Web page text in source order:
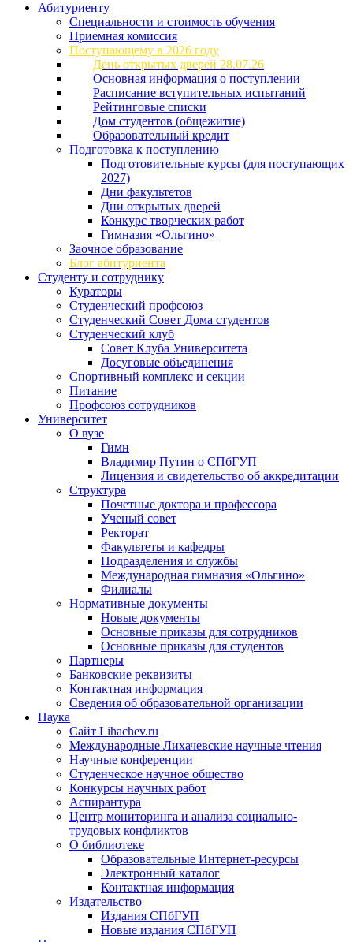
Абитуриенту
Специальности и стоимость обучения
Приемная комиссия
Поступающему в 2026 году
День открытых дверей 28.07.26
Основная информация о поступлении
Расписание вступительных испытаний
Рейтинговые списки
Дом студентов (общежитие)
Образовательный кредит
Подготовка к поступлению
Подготовительные курсы (для поступающих
2027)
Дни факультетов
Дни открытых дверей
Конкурс творческих работ
Гимназия «Ольгино»
Заочное образование
Блог абитуриента
Студенту и сотруднику
Кураторы
Студенческий профсоюз
Студенческий Совет Дома студентов
Студенческий клуб
Совет Клуба Университета
Досуговые объединения
Спортивный комплекс и секции
Питание
Профсоюз сотрудников
Университет
О вузе
Гимн
Владимир Путин о СПбГУП
Лицензия и свидетельство об аккредитации
Структура
Почетные доктора и профессора
Ученый совет
Ректорат
Факультеты и кафедры
Подразделения и службы
Международная гимназия «Ольгино»
Филиалы
Нормативные документы
Новые документы
Основные приказы для сотрудников
Основные приказы для студентов
Партнеры
Банковские реквизиты
Контактная информация
Сведения об образовательной организации
Наука
Сайт Lihachev.ru
Международные Лихачевские научные чтения
Научные конференции
Студенческое научное общество
Конкурсы научных работ
Аспирантура
Центр мониторинга и анализа социально-
трудовых конфликтов
О библиотеке
Образовательные Интернет-ресурсы
Электронный каталог
Контактная информация
Издательство
Издания СПбГУП
Новые издания СПбГУП